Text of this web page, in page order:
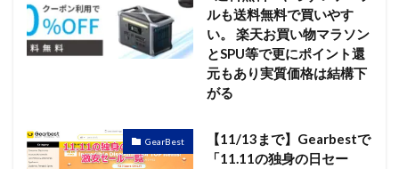
ルも送料無料で買いやす
い。 楽天お買い物マラソン
とSPU等で更にポイント還
元もあり実質価格は結構下
がる
GearBest
【11/13まで】Gearbestで
「11.11の独身の日セー